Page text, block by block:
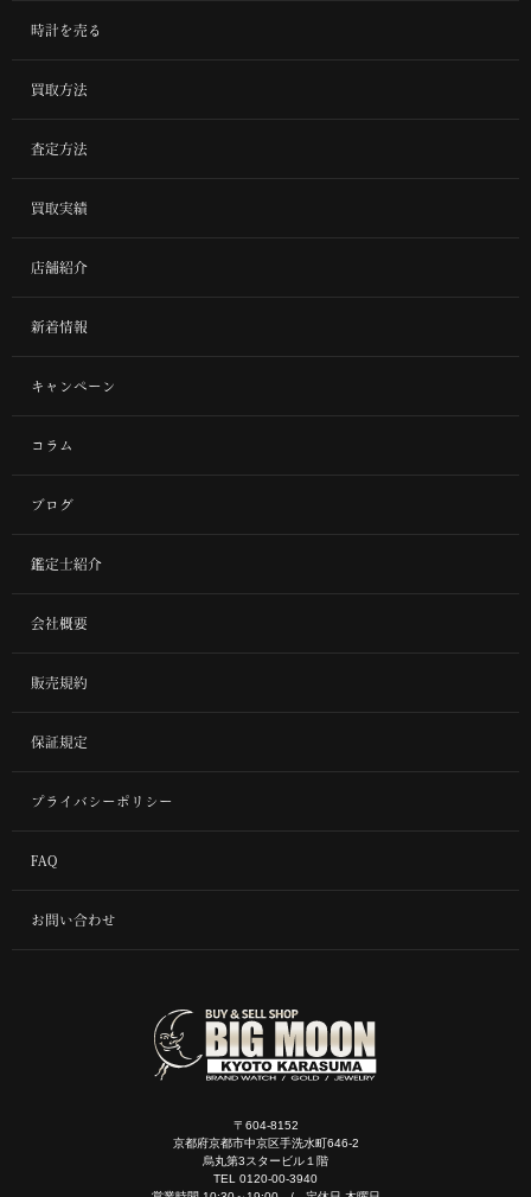
時計を売る
買取方法
査定方法
買取実績
店舗紹介
新着情報
キャンペーン
コラム
ブログ
鑑定士紹介
会社概要
販売規約
保証規定
プライバシーポリシー
FAQ
お問い合わせ
〒604-8152
京都府京都市中京区手洗水町646-2
烏丸第3スタービル１階
TEL 0120-00-3940